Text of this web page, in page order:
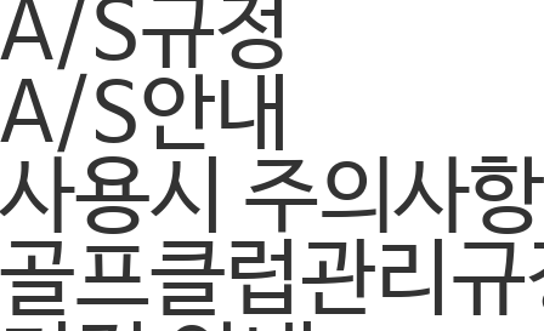
A/S규정
A/S안내
사용시 주의사항
골프클럽관리